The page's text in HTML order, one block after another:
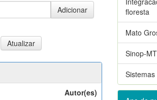
Autor(es)
floresta
Mato
Sinop-MT